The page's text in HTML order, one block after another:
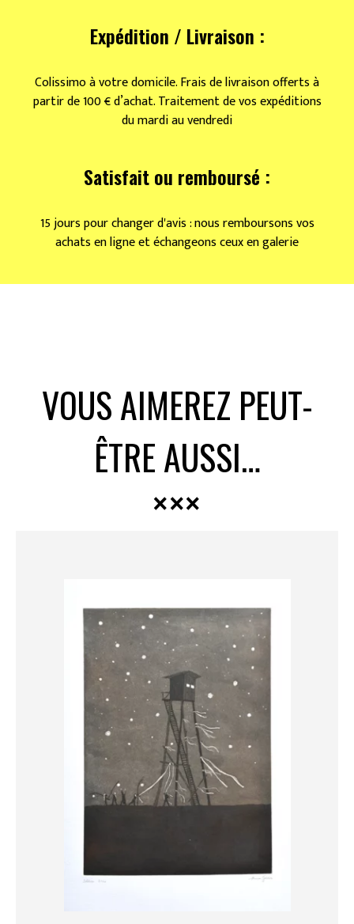
Expédition / Livraison :
Colissimo à votre domicile. Frais de livraison offerts à
partir de 100 € d’achat. Traitement de vos expéditions
du mardi au vendredi
Satisfait ou remboursé :
15 jours pour changer d'avis : nous remboursons vos
achats en ligne et échangeons ceux en galerie
VOUS AIMEREZ PEUT-
ÊTRE AUSSI…